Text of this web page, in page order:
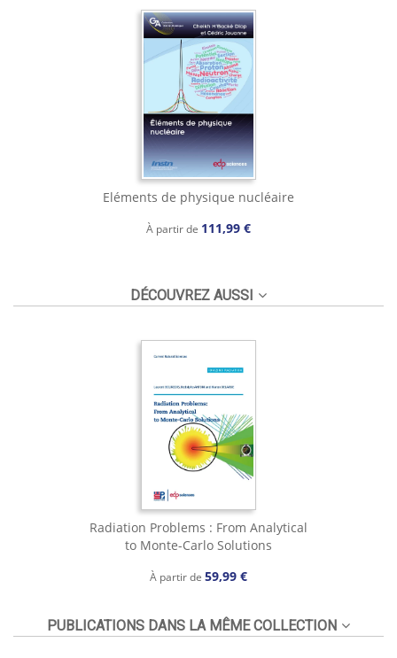
Eléments de physique nucléaire
À partir de 111,99 €
DÉCOUVREZ AUSSI
Radiation Problems : From Analytical
to Monte-Carlo Solutions
À partir de 59,99 €
PUBLICATIONS DANS LA MÊME COLLECTION